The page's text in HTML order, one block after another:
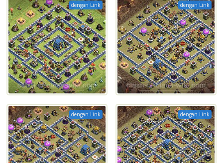
dengan Link dengan Link
dengan Link dengan Link